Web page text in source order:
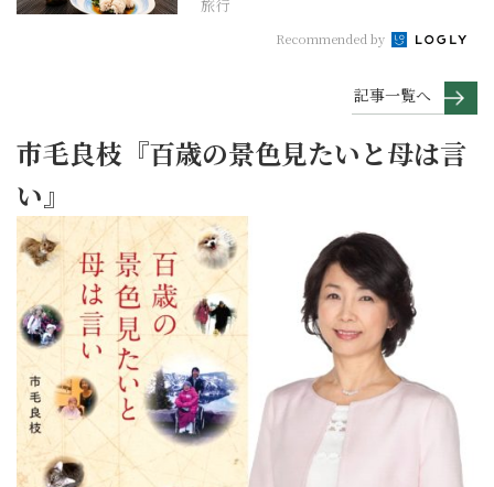
旅行
Recommended by
記事一覧へ
市毛良枝『百歳の景色見たいと母は言
い』